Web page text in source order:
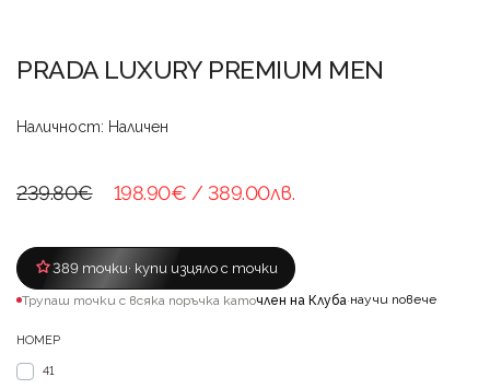
PRADA LUXURY PREMIUM MEN
Наличност: Наличен
239.80€ 198.90€ / 389.00лв.
389 точки· купи изцяло с точки
Трупаш точки с всяка поръчка каточлен на Клуба·научи повече
НОМЕР
41